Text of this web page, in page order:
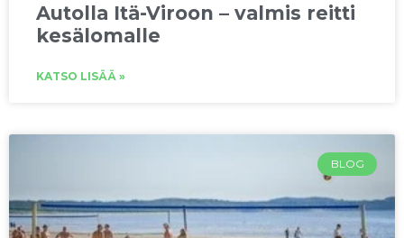
Autolla Itä-Viroon – valmis reitti
kesälomalle
KATSO LISÄÄ »
BLOG